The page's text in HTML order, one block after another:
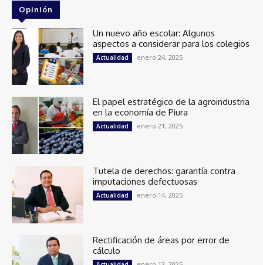
Opinión
Un nuevo año escolar: Algunos
aspectos a considerar para los colegios
Actualidad enero 24, 2025
El papel estratégico de la agroindustria
en la economía de Piura
Actualidad enero 21, 2025
Tutela de derechos: garantía contra
imputaciones defectuosas
Actualidad enero 14, 2025
Rectificación de áreas por error de
cálculo